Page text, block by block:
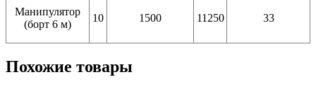
Манипулятор
(борт 6 м)
10 1500 11250 33
Похожие товары